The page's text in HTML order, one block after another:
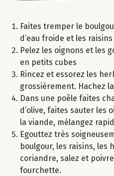
Faites tremper le
d’eau froide et les
Pelez les oignons et les
en petits cubes
Rincez et essorez les
grossièrement. Hachez
Dans une poêle faites
d’olive, faites sauter les
la viande, mélangez
Egouttez très
boulgour, les raisins, les
coriandre, salez et
fourchette.